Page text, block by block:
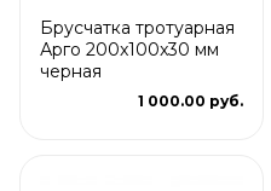
Брусчатка тротуарная
Арго 200x100x30 мм
черная
1 000.00 руб.